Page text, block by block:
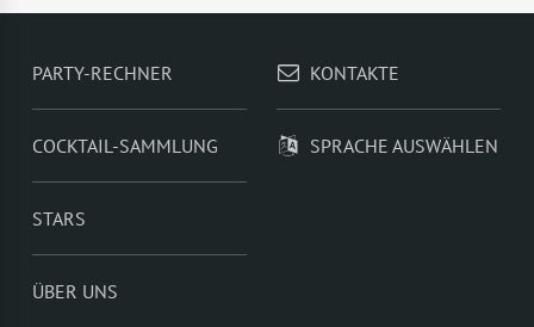
PARTY-RECHNER
COCKTAIL-SAMMLUNG
STARS
ÜBER UNS
KONTAKTE
SPRACHE AUSWÄHLEN